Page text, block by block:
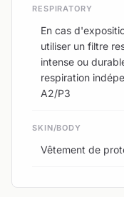
RESPIRATORY
En cas
utiliser un filtre
intense ou
respiration
A2/P3
SKIN/BODY
Vêtement de